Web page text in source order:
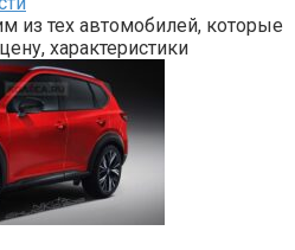
из тех автомобилей, которые
характеристики